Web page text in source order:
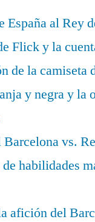
España al Rey
Flick y la
de la camiseta
y negra y la
vs.
habilidades
afición del